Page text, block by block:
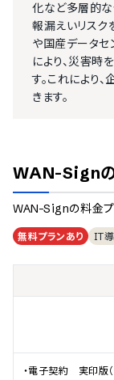
化など多層的な
報漏えいリスク
や国産データセ
により、災害時
す。これにより
きます。
WAN-Sign
WAN-Signの料金
無料プランあり IT
・電子契約　実印版